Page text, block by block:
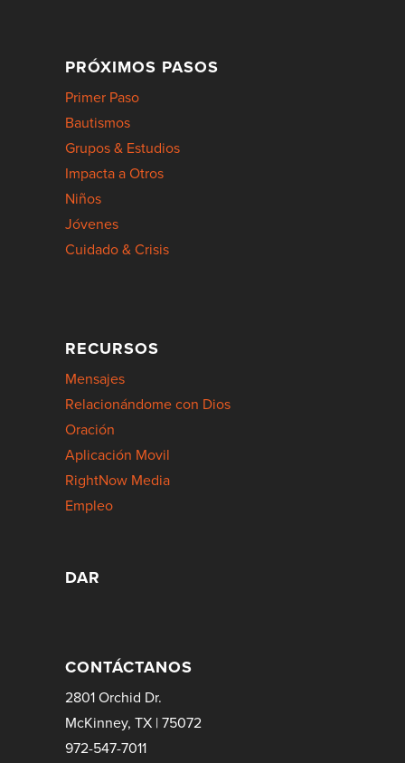
PRÓXIMOS PASOS
Primer Paso
Bautismos
Grupos & Estudios
Impacta a Otros
Niños
Jóvenes
Cuidado & Crisis
RECURSOS
Mensajes
Relacionándome con Dios
Oración
Aplicación Movil
RightNow Media
Empleo
DAR
CONTÁCTANOS
2801 Orchid Dr.
McKinney, TX | 75072
972-547-7011